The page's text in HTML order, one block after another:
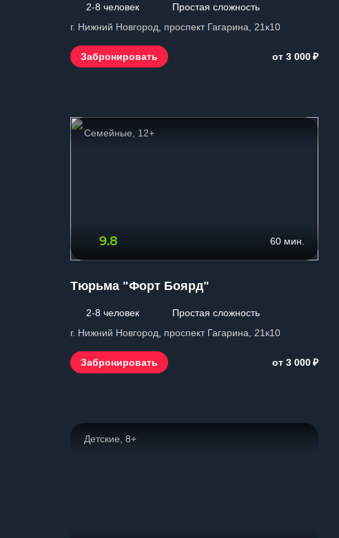
2-8 человек
Простая сложность
г. Нижний Новгород, проспект Гагарина, 21к10
Забронировать от 3 000₽
Семейные, 12+
9.8 60 мин.
Тюрьма "Форт Боярд"
2-8 человек
Простая сложность
г. Нижний Новгород, проспект Гагарина, 21к10
Забронировать от 3 000₽
Детские, 8+